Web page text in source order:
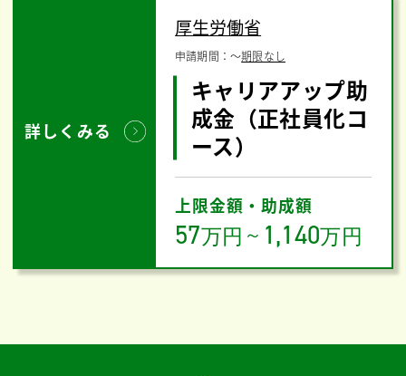
詳しくみる
厚生労働省
申請期間：〜期限なし
キャリアアップ助
成金（正社員化コ
ース）
上限金額・助成額
57万円 ～ 1,140万円